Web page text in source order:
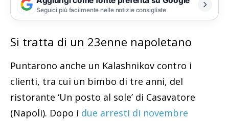
Seguici più facilmente nelle notizie consigliate
Si tratta di un 23enne napoletano
Puntarono anche un Kalashnikov contro i
clienti, tra cui un bimbo di tre anni, del
ristorante ‘Un posto al sole’ di Casavatore
(Napoli). Dopo i due arresti di novembre